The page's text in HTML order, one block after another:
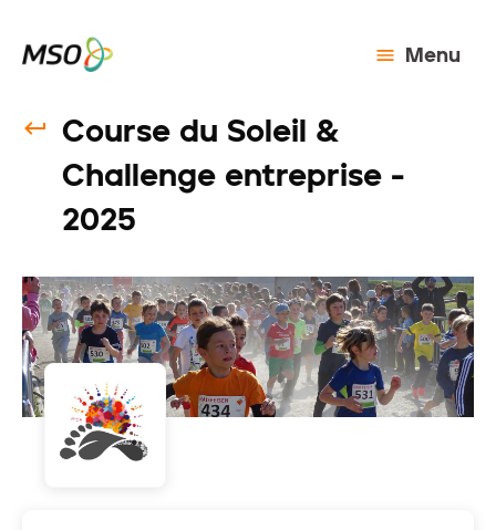
Menu
Course du Soleil &
Challenge entreprise -
2025